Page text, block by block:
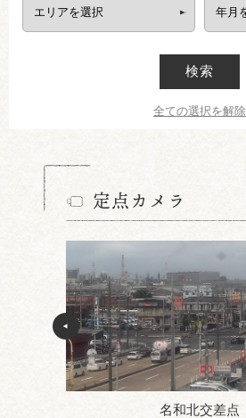
検索
全ての選択を解除
定点カメラ
名和北交差点